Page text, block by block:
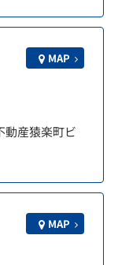
MAP
動産猿楽町ビ
MAP